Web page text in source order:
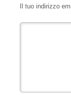
Il tuo indirizzo